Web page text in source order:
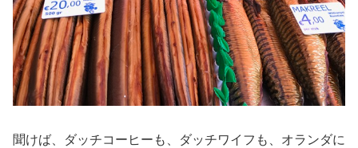
聞けば、ダッチコーヒーも、ダッチワイフも、オランダに